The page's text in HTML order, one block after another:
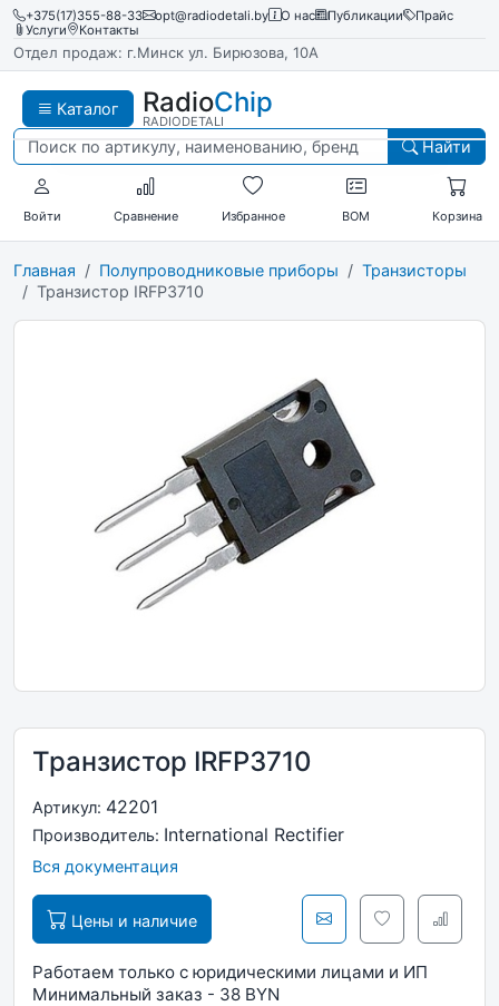
+375(17)355-88-33 opt@radiodetali.by О нас Публикации
Прайс
Услуги
Контакты
Отдел продаж: г.Минск ул. Бирюзова, 10А
Каталог RadioChip
RADIODETALI
Найти
Войти Сравнение Избранное BOM Корзина
Главная Полупроводниковые приборы
Транзисторы
Транзистор IRFP3710
Транзистор IRFP3710
Артикул: 42201
Производитель: International Rectifier
Вся документация
Цены и наличие
Работаем только с юридическими лицами и ИП
Минимальный заказ - 38 BYN